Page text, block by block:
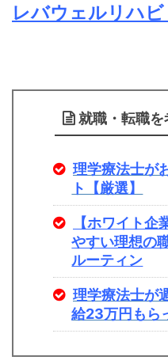
レバウェルリハビ
就職・転職
理学療法士が
ト【厳選】
【ホワイト企
やすい理想の
ルーティン
理学療法士が
給23万円もら